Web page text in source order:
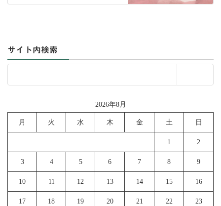
サイト内検索
2026年8月
月 火 水 木 金 土 日
1 2
3 4 5 6 7 8 9
10 11 12 13 14 15 16
17 18 19 20 21 22 23